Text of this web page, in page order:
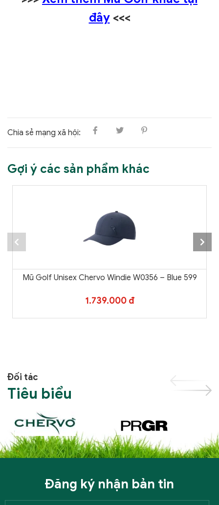
đây<<<
Chia sẻ mạng xã hội:
Gợi ý các sản phẩm khác
Mũ Golf Unisex Chervo Windie W0356 – Blue 599
1.739.000 đ
Đối tác
Tiêu biểu
Đăng ký nhận bản tin